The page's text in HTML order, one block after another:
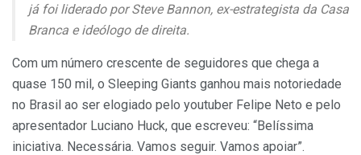
já foi liderado por Steve Bannon, ex-estrategista da Casa
Branca e ideólogo de direita.
Com um número crescente de seguidores que chega a
quase 150 mil, o Sleeping Giants ganhou mais notoriedade
no Brasil ao ser elogiado pelo youtuber Felipe Neto e pelo
apresentador Luciano Huck, que escreveu: “Belíssima
iniciativa. Necessária. Vamos seguir. Vamos apoiar”.